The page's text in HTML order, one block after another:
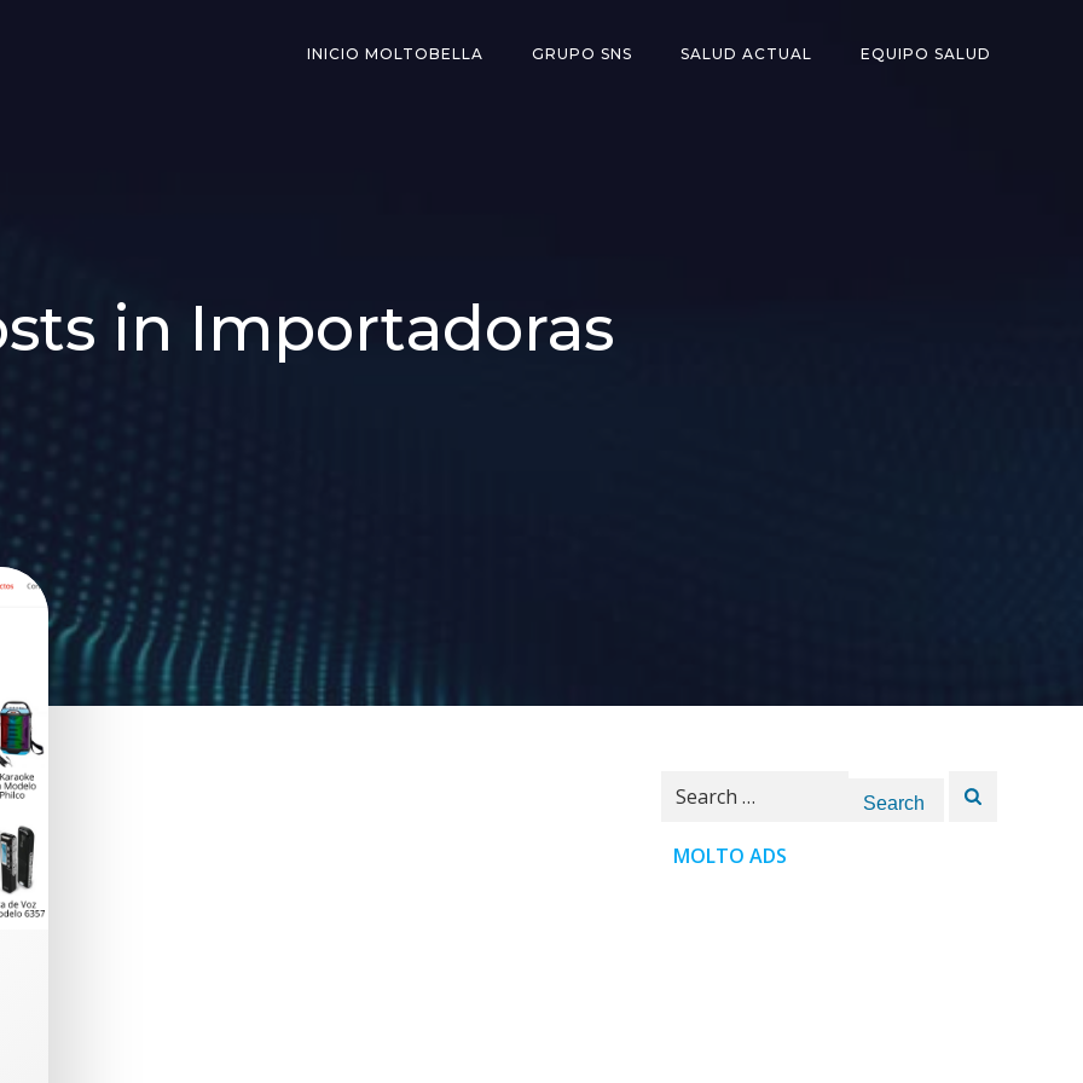
INICIO MOLTOBELLA GRUPO SNS SALUD ACTUAL EQUIPO SALUD
in Importadoras
Search
MOLTO ADS